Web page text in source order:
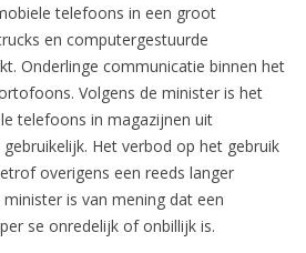
telefoons in een groot
en computergestuurde
Onderlinge communicatie binnen het
Volgens de minister is het
telefoons in magazijnen uit
Het verbod op het gebruik
overigens een reeds langer
is van mening dat een
se onredelijk of onbillijk is.